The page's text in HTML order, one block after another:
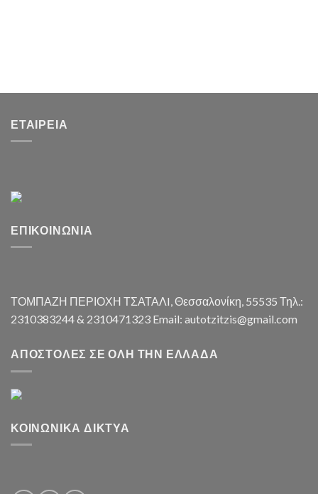
ΕΤΑΙΡΕΊΑ
ΕΠΙΚΟΙΝΩΝΊΑ
ΤΟΜΠΑΖΗ ΠΕΡΙΟΧΗ ΤΣΑΤΑΛI, Θεσσαλονίκη, 55535 Τηλ.:
2310383244 & 2310471323 Email: autotzitzis@gmail.com
ΑΠΟΣΤΟΛΈΣ ΣΕ ΌΛΗ ΤΗΝ ΕΛΛΆΔΑ
ΚΟΙΝΩΝΙΚΆ ΔΊΚΤΥΑ